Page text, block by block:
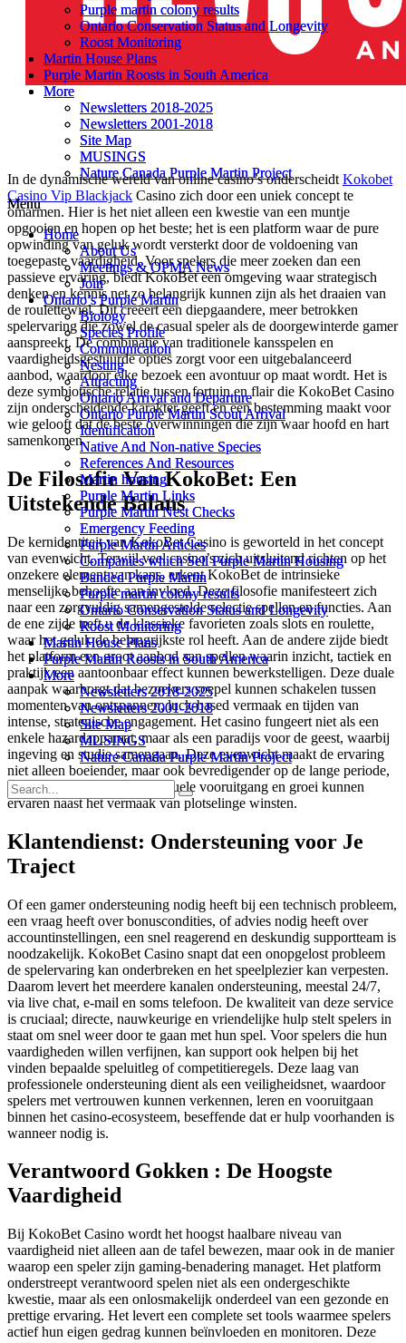
Purple martin colony results
Ontario Conservation Status and Longevity
Roost Monitoring
Martin House Plans
Purple Martin Roosts in South America
More
Newsletters 2018-2025
Newsletters 2001-2018
Site Map
MUSINGS
Nature Canada Purple Martin Project
Menu
Home
About Us
Meetings & OPMA News
Join
Ontario’s Purple Martin
Biology
Species Profile
Communication
Nesting
Attracting
Ontario Arrival and Departure
Ontario Purple Martin Scout Arrival
Identification
Native And Non-native Species
References And Resources
Martin housing
Purple Martin Links
Purple Martin Nest Checks
Emergency Feeding
Purple Martin Articles
Companies which Sell Purple Martin Housing
Banded Purple Martin
Purple martin colony results
Ontario Conservation Status and Longevity
Roost Monitoring
Martin House Plans
Purple Martin Roosts in South America
More
Newsletters 2018-2025
Newsletters 2001-2018
Site Map
MUSINGS
Nature Canada Purple Martin Project
Purple martin colony results
Ontario Conservation Status and Longevity
Roost Monitoring
Martin House Plans
Purple Martin Roosts in South America
More
Newsletters 2018-2025
Newsletters 2001-2018
Site Map
MUSINGS
Nature Canada Purple Martin Project
Menu
Home
About Us
Meetings & OPMA News
Join
Ontario’s Purple Martin
Biology
Species Profile
Communication
Nesting
Attracting
Ontario Arrival and Departure
Ontario Purple Martin Scout Arrival
Identification
Native And Non-native Species
References And Resources
Martin housing
Purple Martin Links
Purple Martin Nest Checks
Emergency Feeding
Purple Martin Articles
Companies which Sell Purple Martin Housing
Banded Purple Martin
Purple martin colony results
Ontario Conservation Status and Longevity
Roost Monitoring
Martin House Plans
Purple Martin Roosts in South America
More
Newsletters 2018-2025
Newsletters 2001-2018
Site Map
MUSINGS
Nature Canada Purple Martin Project
In de dynamische wereld van online casino’s onderscheidt Kokobet
Casino Vip Blackjack Casino zich door een uniek concept te
omarmen. Hier is het niet alleen een kwestie van een muntje
opgooien en hopen op het beste; het is een platform waar de pure
opwinding van geluk wordt versterkt door de voldoening van
toegepaste vaardigheid. Voor spelers die meer zoeken dan een
passieve ervaring, biedt KokoBet een omgeving waar strategisch
denken en kennis net zo belangrijk kunnen zijn als het draaien van
de roulettewiel. Dit creëert een diepgaandere, meer betrokken
spelervaring die zowel de casual speler als de doorgewinterde gamer
aanspreekt. De combinatie van traditionele kansspelen en
vaardigheidsgestuurde opties zorgt voor een uitgebalanceerd
aanbod, waardoor elke bezoek een avontuur op maat wordt. Het is
deze symbiotische relatie tussen fortuin en flair die KokoBet Casino
zijn onderscheidende karakter geeft en een bestemming maakt voor
wie gelooft dat de beste overwinningen die zijn waar hoofd en hart
samenkomen.
De Filosofie Van KokoBet: Een
Uitstekende Balans
De kernidentiteit van KokoBet Casino is geworteld in het concept
van evenwicht. Terwijl veel casino’s zich uitsluitend richten op het
onzekere element van kans, erkent KokoBet de intrinsieke
menselijke behoefte aan invloed. Deze filosofie manifesteert zich
naar een zorgvuldig samengestelde selectie spellen en functies. Aan
de ene zijde treft u de klassieke favorieten zoals slots en roulette,
waar het geluk de belangrijkste rol heeft. Aan de andere zijde biedt
het platform een groot aanbod aan spellen waarin inzicht, tactiek en
praktijk een aantoonbaar effect kunnen bewerkstelligen. Deze duale
aanpak waarborgt dat bezoekers soepel kunnen schakelen tussen
momenten van ontspannen, luck-based vermaak en tijden van
intense, strategische engagement. Het casino fungeert niet als een
enkele hazardapparaat, maar als een paradijs voor de geest, waarbij
ingeving en studie samengaan. Deze evenwicht maakt de ervaring
niet alleen boeiender, maar ook bevredigender op de lange periode,
omdat bezoekers hun individuele vooruitgang en groei kunnen
ervaren naast het vermaak van plotselinge winsten.
Klantendienst: Ondersteuning voor Je
Traject
Of een gamer ondersteuning nodig heeft bij een technisch probleem,
een vraag heeft over bonuscondities, of advies nodig heeft over
accountinstellingen, een snel reagerend en deskundig supportteam is
noodzakelijk. KokoBet Casino snapt dat een onopgelost probleem
de spelervaring kan onderbreken en het speelplezier kan verpesten.
Daarom levert het meerdere kanalen ondersteuning, meestal 24/7,
via live chat, e-mail en soms telefoon. De kwaliteit van deze service
is cruciaal; directe, nauwkeurige en vriendelijke hulp stelt spelers in
staat om snel weer door te gaan met hun spel. Voor spelers die hun
vaardigheden willen verfijnen, kan support ook helpen bij het
vinden bepaalde speluitleg of competitieregels. Deze laag van
professionele ondersteuning dient als een veiligheidsnet, waardoor
spelers met vertrouwen kunnen verkennen, leren en vooruitgaan
binnen het casino-ecosysteem, beseffende dat er hulp voorhanden is
wanneer nodig is.
Verantwoord Gokken : De Hoogste
Vaardigheid
Bij KokoBet Casino wordt het hoogst haalbare niveau van
vaardigheid niet alleen aan de tafel bewezen, maar ook in de manier
waarop een speler zijn gaming-benadering managet. Het platform
onderstreept verantwoord spelen niet als een ondergeschikte
kwestie, maar als een onlosmakelijk onderdeel van een gezonde en
prettige ervaring. Het levert een complete set tools waarmee spelers
actief hun eigen gedrag kunnen beïnvloeden en monitoren. Deze